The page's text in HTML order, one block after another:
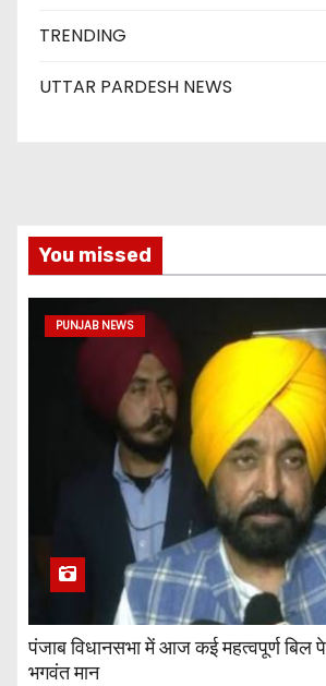
TRENDING
UTTAR PARDESH NEWS
You missed
PUNJAB NEWS
पंजाब विधानसभा में आज कई महत्वपूर्ण बिल
भगवंत मान